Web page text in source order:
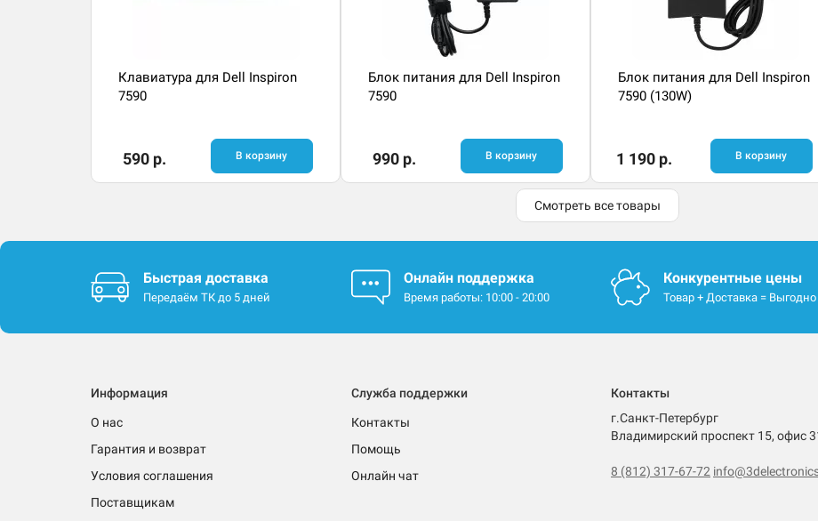
Клавиатура для Dell Inspiron
7590
590 р. В корзину
Блок питания для Dell Inspiron
7590
990 р. В корзину
Блок питания для Dell Inspiron
7590 (130W)
1 190 р. В корзину
Смотреть все товары
Быстрая доставка
Передаём ТК до 5 дней
Онлайн поддержка
Время работы: 10:00 - 20:00
Конкурентные цены
Товар + Доставка = Выгодно
Информация
О нас
Гарантия и возврат
Условия соглашения
Поставщикам
Служба поддержки
Контакты
Помощь
Онлайн чат
Контакты
г.Санкт-Петербург
Владимирский проспект 15, офис
8 (812) 317-67-72